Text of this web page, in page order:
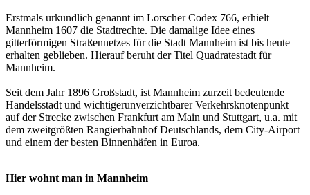
Erstmals urkundlich genannt im Lorscher Codex 766, erhielt
Mannheim 1607 die Stadtrechte. Die damalige Idee eines
gitterförmigen Straßennetzes für die Stadt Mannheim ist bis heute
erhalten geblieben. Hierauf beruht der Titel Quadratestadt für
Mannheim.
Seit dem Jahr 1896 Großstadt, ist Mannheim zurzeit bedeutende
Handelsstadt und wichtigerunverzichtbarer Verkehrsknotenpunkt
auf der Strecke zwischen Frankfurt am Main und Stuttgart, u.a. mit
dem zweitgrößten Rangierbahnhof Deutschlands, dem City-Airport
und einem der besten Binnenhäfen in Euroa.
Hier wohnt man in Mannheim